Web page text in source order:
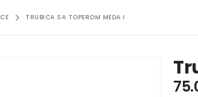
TRUBICA SA TOPEROM MEDA I